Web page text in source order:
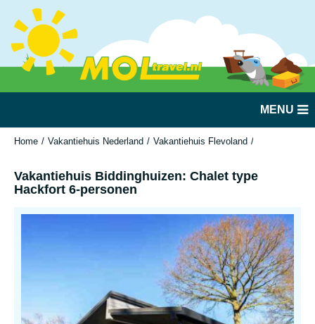
MENU
Home Vakantiehuis Nederland Vakantiehuis Flevoland
Vakantiehuis Biddinghuizen: Chalet type
Hackfort 6-personen